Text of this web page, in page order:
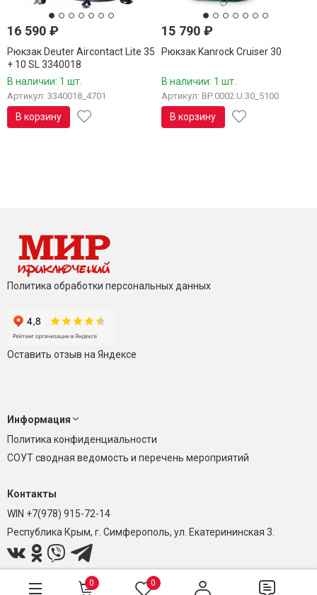
16 590 ₽
Рюкзак Deuter Aircontact Lite 35
+ 10 SL 3340018
В наличии: 1 шт.
Артикул: 3340018_4701
В корзину
15 790₽
Рюкзак Kanrock Cruiser 30
В наличии: 1 шт.
Артикул: BP.0002.U.30_5100
В корзину
Политика обработки персональных данных
Оставить отзыв на Яндексе
Информация
Политика конфиденциальности
СОУТ сводная ведомость и перечень мероприятий
Контакты
WIN +7(978) 915-72-14
Республика Крым, г. Симферополь, ул. Екатерининская 3.
0 0